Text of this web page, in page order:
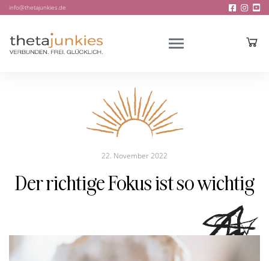
info@thetajunkies.de
22. November 2022
Der richtige Fokus ist so wichtig